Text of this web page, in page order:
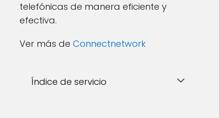
telefónicas de manera eficiente y
efectiva.
Ver más de Connectnetwork
Índice de servicio